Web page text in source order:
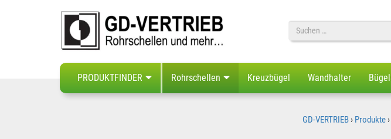
Suche
PRODUKTFINDER Rohrschellen Kreuzbügel Wandhalter
GD-VERTRIEB› Produkte›